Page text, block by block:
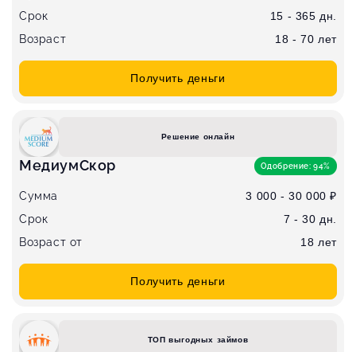
Срок
15 - 365 дн.
Возраст
18 - 70 лет
Получить деньги
Решение онлайн
МедиумСкор Одобрение: 94%
Сумма
3 000 - 30 000 ₽
Срок
7 - 30 дн.
Возраст от
18 лет
Получить деньги
ТОП выгодных займов